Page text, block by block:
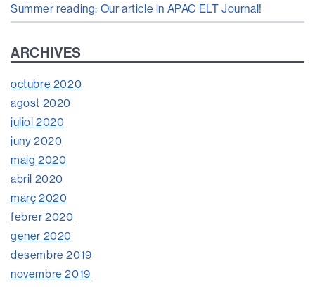
Summer reading: Our article in APAC ELT Journal!
ARCHIVES
octubre 2020
agost 2020
juliol 2020
juny 2020
maig 2020
abril 2020
març 2020
febrer 2020
gener 2020
desembre 2019
novembre 2019